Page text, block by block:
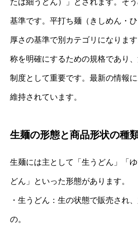
基準です。平打ち麺（きしめん・
厚さの基準で別カテゴリになりま
称を明確にするための規格であり
制度として重要です。最新の情報
維持されています。
生麺の形態と商品形状の種
生麺には主として「生うどん」「
どん」といった形態があります。
・生うどん：生の状態で販売され
の。